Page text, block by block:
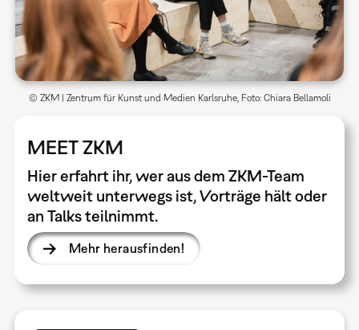
MEET ZKM
Hier erfahrt ihr, wer aus dem ZKM-Team
weltweit unterwegs ist, Vorträge hält oder
an Talks teilnimmt.
Mehr herausfinden!
© ZKM | Zentrum für Kunst und Medien Karlsruhe, Foto: Chiara Bellamoli